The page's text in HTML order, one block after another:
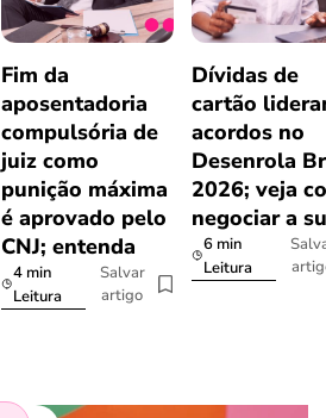
Fim da
aposentadoria
compulsória de
juiz como
punição máxima
é aprovado pelo
CNJ; entenda
4 min
Leitura
Salvar
artigo
Dívidas de
cartão
acordos no
Desenrola
2026; veja
negociar a
6 min
Leitura